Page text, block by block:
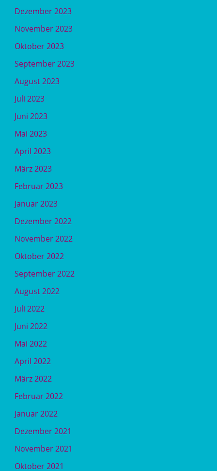
Dezember 2023
November 2023
Oktober 2023
September 2023
August 2023
Juli 2023
Juni 2023
Mai 2023
April 2023
März 2023
Februar 2023
Januar 2023
Dezember 2022
November 2022
Oktober 2022
September 2022
August 2022
Juli 2022
Juni 2022
Mai 2022
April 2022
März 2022
Februar 2022
Januar 2022
Dezember 2021
November 2021
Oktober 2021